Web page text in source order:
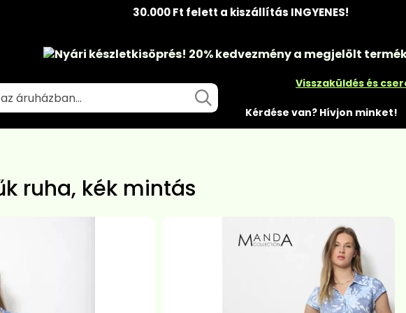
30.000 Ft felett a kiszállítás INGYENES!
Nyári készletkisöprés! 20% kedvezménya megjelölt
Visszaküldés és
Kérdése van? Hívjon minket!
ruha, kék mintás